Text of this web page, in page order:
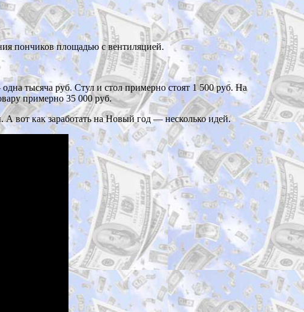
пончиков площадью с вентиляцией.
тысяча руб. Стул и стол примерно стоят 1 500 руб. На
примерно 35 000 руб.
А вот как заработать на Новый год — несколько идей.